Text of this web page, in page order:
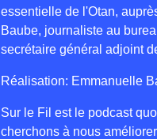
essentielle de l'Otan,
Baube, journaliste au
secrétaire général adjoint
Réalisation: Emmanuelle
Sur le Fil est le podcast
cherchons à nous